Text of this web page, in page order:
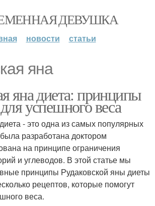
ДЕВУШКА
новости статьи
яна
яна диета: принципы
успешного веса
- это одна из самых популярных
разработана доктором
на принципе ограничения
и углеводов. В этой статье мы
принципы Рудаковской яны диеты
рецептов, которые помогут
веса.